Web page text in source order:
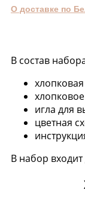
О доставке по
В состав
игла для
цветная
В набор